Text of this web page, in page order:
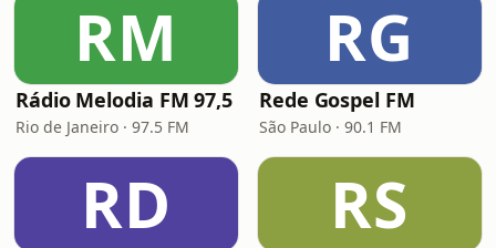
RM
Rádio Melodia FM 97,5
Rio de Janeiro · 97.5 FM
RG
Rede Gospel FM
São Paulo · 90.1 FM
RD RS